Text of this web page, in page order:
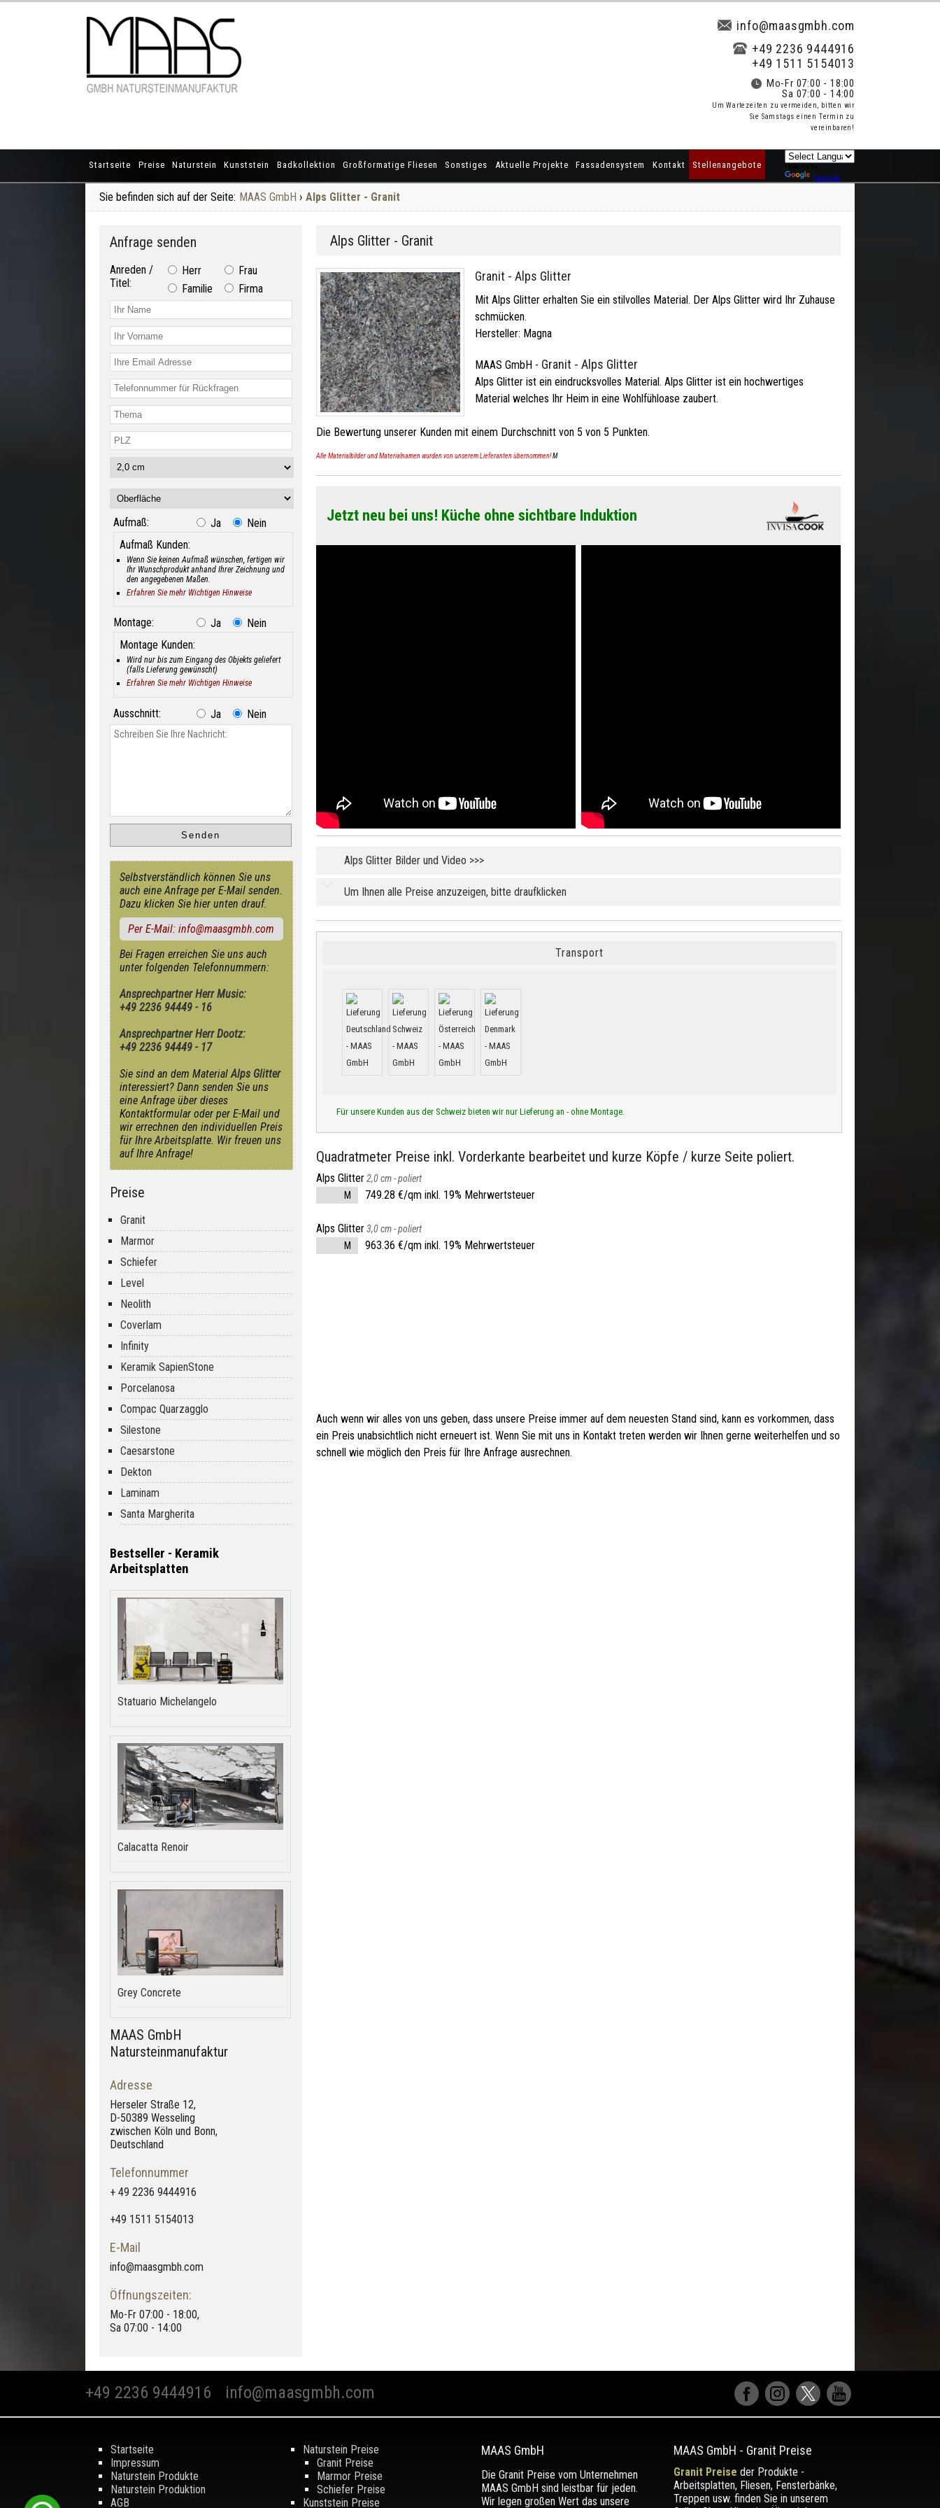
info@maasgmbh.com
+49 2236 9444916
+49 1511 5154013
Mo-Fr 07:00 - 18:00
Sa 07:00 - 14:00
Um Wartezeiten zu vermeiden, bitten wir
Sie Samstags einen Termin zu
vereinbaren!
Startseite Preise Naturstein Kunststein Badkollektion Großformatige Fliesen Sonstiges Aktuelle Projekte Fassadensystem Kontakt Stellenangebote
Translate
Sie befinden sich auf der Seite: MAAS GmbH › Alps Glitter - Granit
Alps Glitter - Granit
Granit - Alps Glitter
Mit Alps Glitter erhalten Sie ein stilvolles Material. Der Alps Glitter wird Ihr Zuhause
schmücken.
Hersteller: Magna
MAAS GmbH - Granit - Alps Glitter
Alps Glitter ist ein eindrucksvolles Material. Alps Glitter ist ein hochwertiges
Material welches Ihr Heim in eine Wohlfühloase zaubert.
Die Bewertung unserer Kunden mit einem Durchschnitt von 5 von 5 Punkten.
Alle Materialbilder und Materialnamen wurden von unserem Lieferanten übernommen!M
Jetzt neu bei uns! Küche ohne sichtbare Induktion
Alps Glitter Bilder und Video >>>
Um Ihnen alle Preise anzuzeigen, bitte draufklicken
Transport
Für unsere Kunden aus der Schweiz bieten wir nur Lieferung an - ohne Montage.
Quadratmeter Preise inkl. Vorderkante bearbeitet und kurze Köpfe / kurze Seite poliert.
Alps Glitter2,0 cm -poliert
M
749.28 €/qm inkl. 19% Mehrwertsteuer
Alps Glitter3,0 cm -poliert
M
963.36 €/qm inkl. 19% Mehrwertsteuer
Auch wenn wir alles von uns geben, dass unsere Preise immer auf dem neuesten Stand sind, kann es vorkommen, dass
ein Preis unabsichtlich nicht erneuert ist. Wenn Sie mit uns in Kontakt treten werden wir Ihnen gerne weiterhelfen und so
schnell wie möglich den Preis für Ihre Anfrage ausrechnen.
Anfrage senden
Anreden /
Titel:
Herr
Frau
Familie
Firma
Aufmaß: Ja
Nein
Aufmaß Kunden:
Wenn Sie keinen Aufmaß wünschen, fertigen wir
Ihr Wunschprodukt anhand Ihrer Zeichnung und
den angegebenen Maßen.
Erfahren Sie mehr Wichtigen Hinweise
Montage: Ja
Nein
Montage Kunden:
Wird nur bis zum Eingang des Objekts geliefert
(falls Lieferung gewünscht)
Erfahren Sie mehr Wichtigen Hinweise
Ausschnitt: Ja Nein
Selbstverständlich können Sie uns
auch eine Anfrage per E-Mail senden.
Dazu klicken Sie hier unten drauf.
Per E-Mail: info@maasgmbh.com
Bei Fragen erreichen Sie uns auch
unter folgenden Telefonnummern:
Ansprechpartner Herr Music:
+49 2236 94449 - 16
Ansprechpartner Herr Dootz:
+49 2236 94449 - 17
Sie sind an dem MaterialAlps Glitter
interessiert? Dann senden Sie uns
eine Anfrage über dieses
Kontaktformular oder per E-Mail und
wir errechnen den individuellen Preis
für Ihre Arbeitsplatte. Wir freuen uns
auf Ihre Anfrage!
Preise
Granit
Marmor
Schiefer
Level
Neolith
Coverlam
Infinity
Keramik SapienStone
Porcelanosa
Compac Quarzagglo
Silestone
Caesarstone
Dekton
Laminam
Santa Margherita
Bestseller - Keramik
Arbeitsplatten
Statuario Michelangelo
Calacatta Renoir
Grey Concrete
MAAS GmbH
Natursteinmanufaktur
Adresse
Herseler Straße 12,
D-50389 Wesseling
zwischen Köln und Bonn,
Deutschland
Telefonnummer
+ 49 2236 9444916
+49 1511 5154013
E-Mail
info@maasgmbh.com
Öffnungszeiten:
Mo-Fr 07:00 - 18:00,
Sa 07:00 - 14:00
+49 2236 9444916 info@maasgmbh.com
Startseite
Impressum
Naturstein Produkte
Naturstein Produktion
AGB
Naturstein Preise
Granit Preise
Marmor Preise
Schiefer Preise
Kunststein Preise
MAAS GmbH
Die Granit Preise vom Unternehmen
MAAS GmbH sind leistbar für jeden.
Wir legen großen Wert das unsere
MAAS GmbH - Granit Preise
Granit Preise der Produkte -
Arbeitsplatten, Fliesen, Fensterbänke,
Treppen usw. finden Sie in unserem